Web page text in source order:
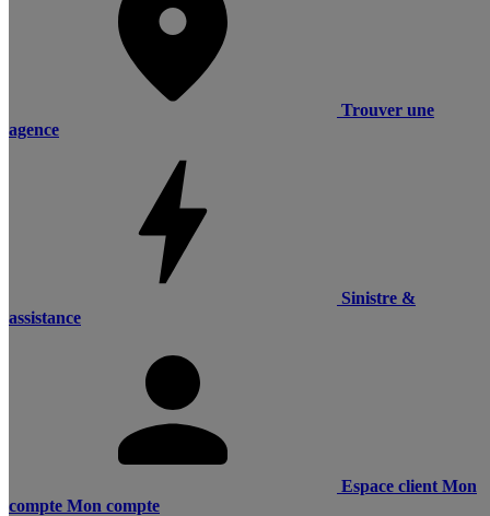
Trouver une
agence
Sinistre &
assistance
Espace client Mon
compte Mon compte